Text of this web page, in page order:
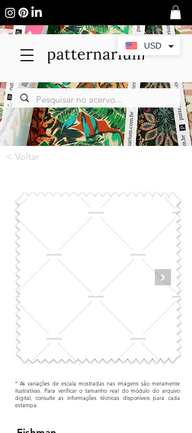
< Voltar
* As variações de escala mostradas nas imagens são meramente
ilustrativas. Para verificar o tamanho real do módulo do arquivo
digital, consulte as informações técnicas disponíveis para cada
estampa.
USD